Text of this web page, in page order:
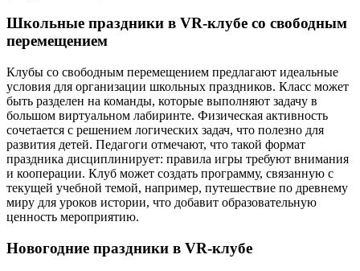
Школьные праздники в VR-клубе со свободным
перемещением
Клубы со свободным перемещением предлагают идеальные
условия для организации школьных праздников. Класс может
быть разделен на команды, которые выполняют задачу в
большом виртуальном лабиринте. Физическая активность
сочетается с решением логических задач, что полезно для
развития детей. Педагоги отмечают, что такой формат
праздника дисциплинирует: правила игры требуют внимания
и кооперации. Клуб может создать программу, связанную с
текущей учебной темой, например, путешествие по древнему
миру для уроков истории, что добавит образовательную
ценность мероприятию.
Новогодние праздники в VR-клубе